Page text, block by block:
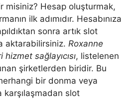
misiniz? Hesap oluşturmak,
ilk adımıdır. Hesabınıza
sonra artık slot
aktarabilirsiniz. Roxanne
sağlayıcısı, listelenen
şirketlerden biridir. Bu
bir donma veya
karşılaşmadan slot